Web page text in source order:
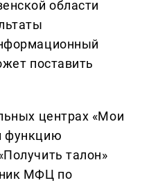
области
поставить
центрах «Мои
функцию
талон»
МФЦ по